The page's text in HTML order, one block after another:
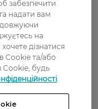
забезпечити
надати вам
на
дізнатися
Cookie та/або
Cookie, будь